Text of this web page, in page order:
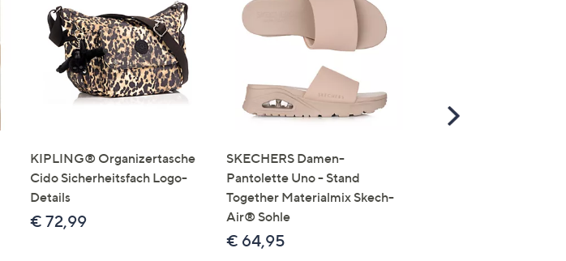
KIPLING® Organizertasche
Cido Sicherheitsfach Logo-
Details
€ 72,99
SKECHERS Damen-
Pantolette Uno - Stand
Together Materialmix Skech-
Air® Sohle
€ 64,95
Scroll